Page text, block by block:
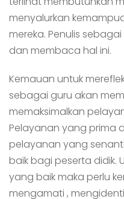
menyalurkan
mereka. Penulis
dan membaca hal ini.
Kemauan untuk
sebagai guru akan
memaksimalkan
Pelayanan yang prima
pelayanan yang
baik bagi peserta didik.
yang baik maka perlu
mengamati ,